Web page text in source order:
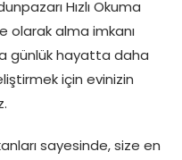
Hızlı Okuma
olarak alma imkanı
günlük hayatta daha
için evinizin
sayesinde, size en